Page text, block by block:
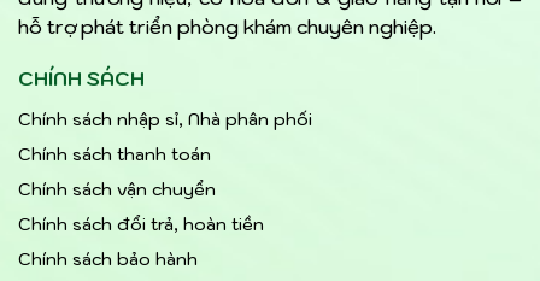
hỗ trợ phát triển phòng khám chuyên nghiệp.
CHÍNH SÁCH
Chính sách nhập sỉ, Nhà phân phối
Chính sách thanh toán
Chính sách vận chuyển
Chính sách đổi trả, hoàn tiền
Chính sách bảo hành